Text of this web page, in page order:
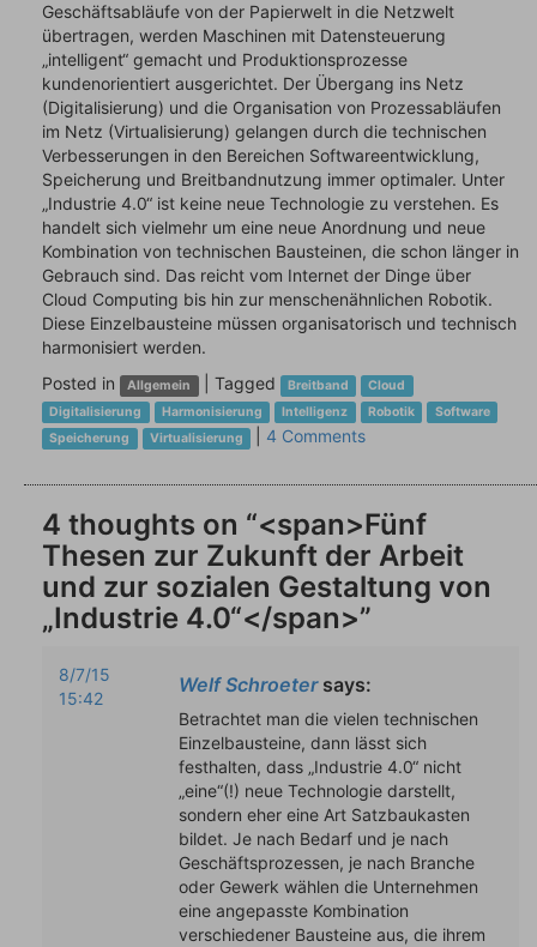
Geschäftsabläufe von der Papierwelt in die Netzwelt
übertragen, werden Maschinen mit Datensteuerung
„intelligent“ gemacht und Produktionsprozesse
kundenorientiert ausgerichtet. Der Übergang ins Netz
(Digitalisierung) und die Organisation von Prozessabläufen
im Netz (Virtualisierung) gelangen durch die technischen
Verbesserungen in den Bereichen Softwareentwicklung,
Speicherung und Breitbandnutzung immer optimaler. Unter
„Industrie 4.0“ ist keine neue Technologie zu verstehen. Es
handelt sich vielmehr um eine neue Anordnung und neue
Kombination von technischen Bausteinen, die schon länger in
Gebrauch sind. Das reicht vom Internet der Dinge über
Cloud Computing bis hin zur menschenähnlichen Robotik.
Diese Einzelbausteine müssen organisatorisch und technisch
harmonisiert werden.
Posted in
Allgemein Tagged Breitband
Cloud
Digitalisierung
Harmonisierung Intelligenz Robotik
Software
Speicherung
Virtualisierung 4 Comments
4 thoughts on “<span>Fünf
Thesen zur Zukunft der Arbeit
und zur sozialen Gestaltung von
„Industrie 4.0“</span>”
8/7/15
15:42
Welf Schroeter says:
Betrachtet man die vielen technischen
Einzelbausteine, dann lässt sich
festhalten, dass „Industrie 4.0“ nicht
„eine“(!) neue Technologie darstellt,
sondern eher eine Art Satzbaukasten
bildet. Je nach Bedarf und je nach
Geschäftsprozessen, je nach Branche
oder Gewerk wählen die Unternehmen
eine angepasste Kombination
verschiedener Bausteine aus, die ihrem